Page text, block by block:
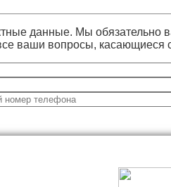
данные. Мы обязательно
ваши вопросы, касающиеся